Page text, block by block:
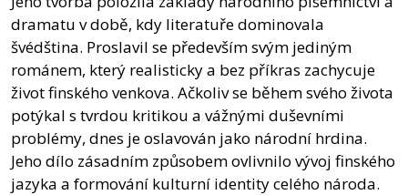
dramatu v době, kdy literatuře dominovala
švédština. Proslavil se především svým jediným
románem, který realisticky a bez příkras zachycuje
život finského venkova. Ačkoliv se během svého života
potýkal s tvrdou kritikou a vážnými duševními
problémy, dnes je oslavován jako národní hrdina.
Jeho dílo zásadním způsobem ovlivnilo vývoj finského
jazyka a formování kulturní identity celého národa.